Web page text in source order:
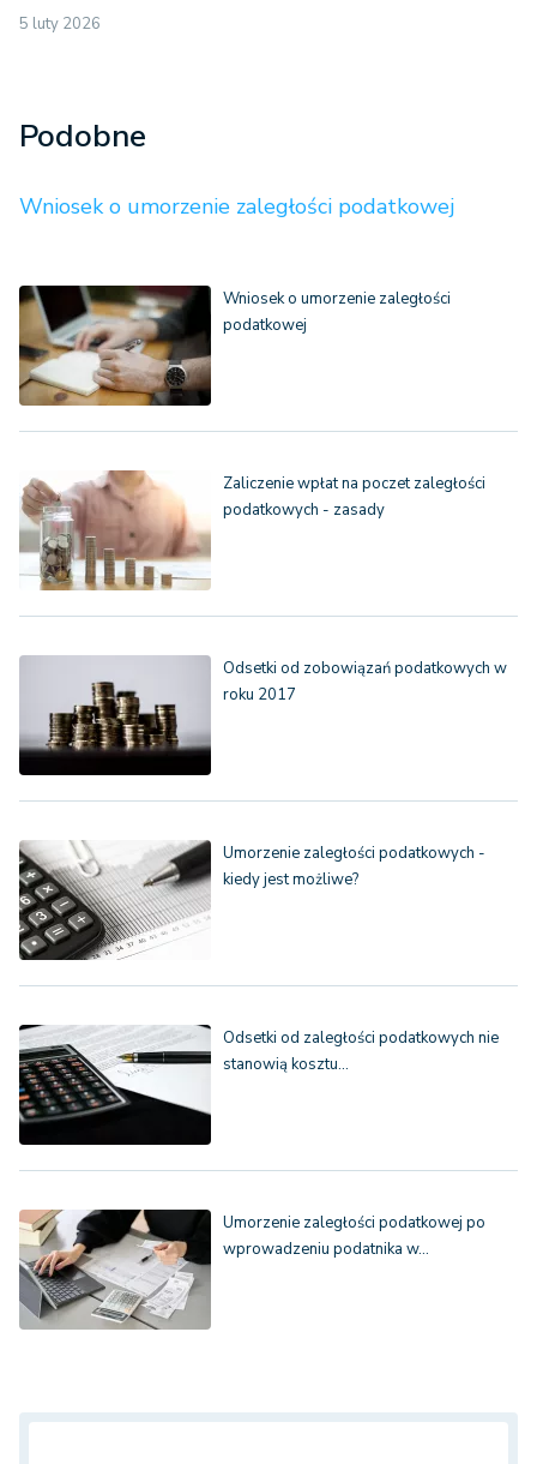
5 luty 2026
Podobne
Wniosek o umorzenie zaległości podatkowej
Wniosek o umorzenie zaległości
podatkowej
Zaliczenie wpłat na poczet zaległości
podatkowych - zasady
Odsetki od zobowiązań podatkowych w
roku 2017
Umorzenie zaległości podatkowych -
kiedy jest możliwe?
Odsetki od zaległości podatkowych nie
stanowią kosztu…
Umorzenie zaległości podatkowej po
wprowadzeniu podatnika w…